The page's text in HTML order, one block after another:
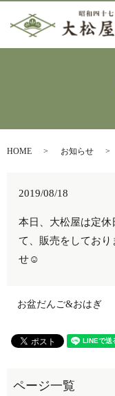
HOME お知らせ
2019/08/18
本日、大松屋は定休
て、販売をしており
せ☺️
お盆だんご&おはぎ